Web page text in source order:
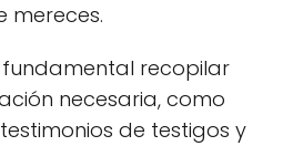
mereces.
fundamental recopilar
necesaria, como
de testigos y